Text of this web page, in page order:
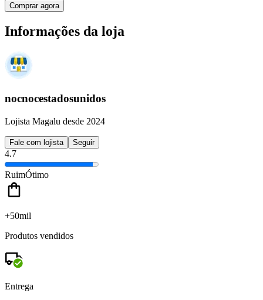
Comprar agora
Informações da loja
nocnocestadosunidos
Lojista Magalu desde 2024
Fale com lojista Seguir
4.7
RuimÓtimo
+50mil
Produtos vendidos
Entrega